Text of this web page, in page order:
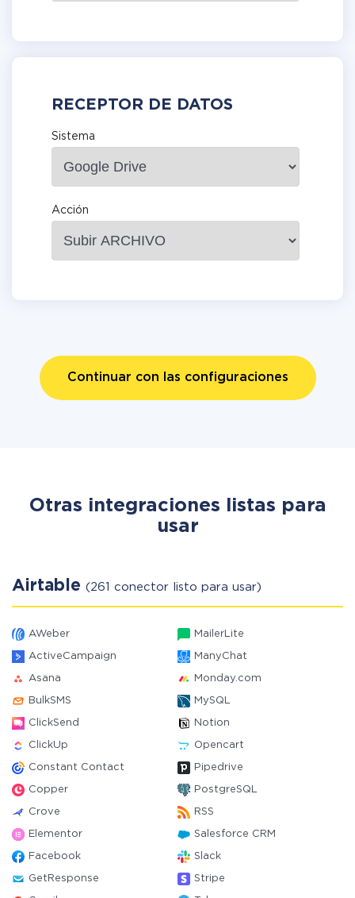
RECEPTOR DE DATOS
Sistema
Acción
Continuar con las configuraciones
Otras integraciones listas para
usar
Airtable (261 conector listo para usar)
AWeber MailerLite
ActiveCampaign ManyChat
Asana Monday.com
BulkSMS MySQL
ClickSend Notion
ClickUp Opencart
Constant Contact Pipedrive
Copper PostgreSQL
Crove RSS
Elementor Salesforce CRM
Facebook Slack
GetResponse Stripe